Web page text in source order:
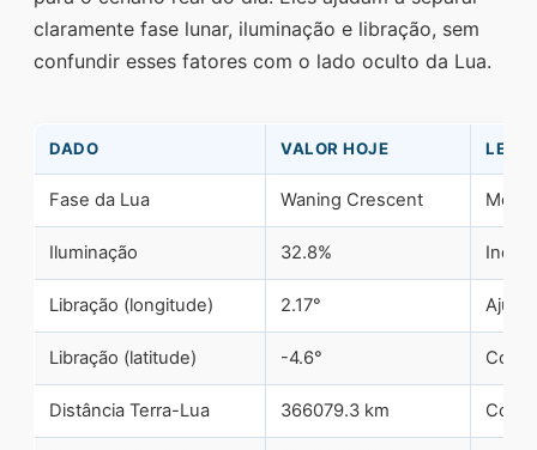
claramente fase lunar, iluminação e libração, sem
confundir esses fatores com o lado oculto da Lua.
DADO VALOR HOJE
Fase da Lua Waning Crescent
Iluminação 32.8%
Libração (longitude) 2.17°
Libração (latitude) -4.6°
Distância Terra-Lua 366079.3 km